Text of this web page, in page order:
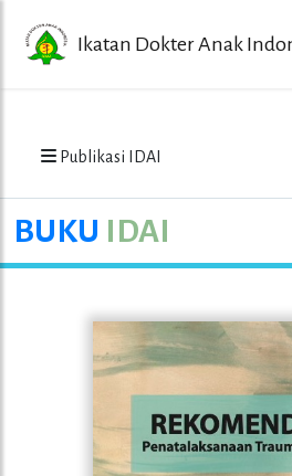
Ikatan Dokter Anak
Publikasi IDAI
BUKU IDAI